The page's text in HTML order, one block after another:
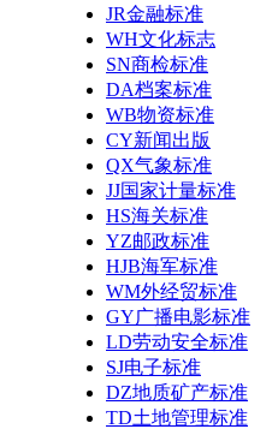
JR金融标准
WH文化标志
SN商检标准
DA档案标准
WB物资标准
CY新闻出版
QX气象标准
JJ国家计量标准
HS海关标准
YZ邮政标准
HJB海军标准
WM外经贸标准
GY广播电影标准
LD劳动安全标准
SJ电子标准
DZ地质矿产标准
TD土地管理标准